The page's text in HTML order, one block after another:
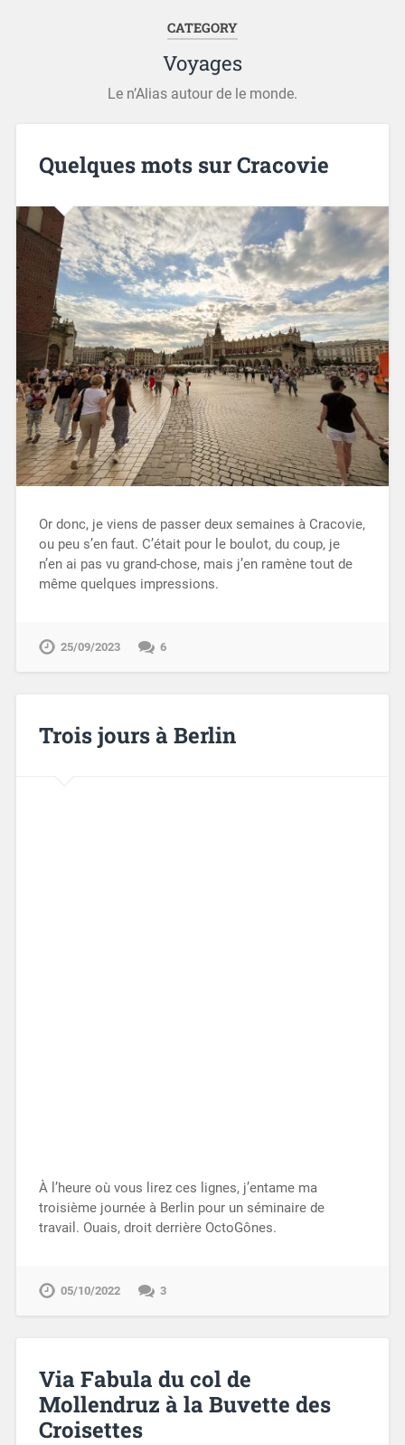
CATEGORY
Voyages
Le n’Alias autour de le monde.
Quelques mots sur Cracovie
Or donc, je viens de passer deux semaines à Cracovie,
ou peu s’en faut. C’était pour le boulot, du coup, je
n’en ai pas vu grand-chose, mais j’en ramène tout de
même quelques impressions.
25/09/2023 6
Trois jours à Berlin
À l’heure où vous lirez ces lignes, j’entame ma
troisième journée à Berlin pour un séminaire de
travail. Ouais, droit derrière OctoGônes.
05/10/2022 3
Via Fabula du col de
Mollendruz à la Buvette des
Croisettes